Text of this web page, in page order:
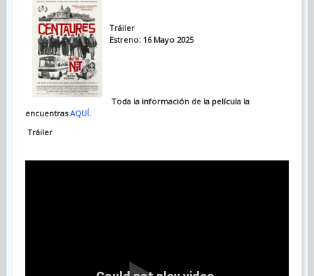
Tráiler
Estreno: 16 Mayo 2025
Toda la información de la película la
encuentrasAQUÍ.
Tráiler